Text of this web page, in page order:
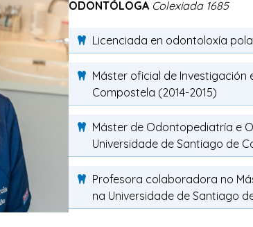
ODONTÓLOGA Colexiada 1685
Licenciada en odontoloxía
Máster oficial de Investigación
Compostela (2014-2015)
Máster de Odontopediatría e
Universidade de Santiago de
Profesora colaboradora no
na Universidade de Santiago